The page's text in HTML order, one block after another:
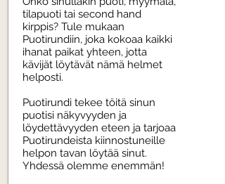
tilapuoti tai second hand
kirppis? Tule mukaan
Puotirundiin, joka kokoaa kaikki
ihanat paikat yhteen, jotta
kävijät löytävät nämä helmet
helposti.
Puotirundi tekee töitä sinun
puotisi näkyvyyden ja
löydettävyyden eteen ja tarjoaa
Puotirundeista kiinnostuneille
helpon tavan löytää sinut.
Yhdessä olemme enemmän!